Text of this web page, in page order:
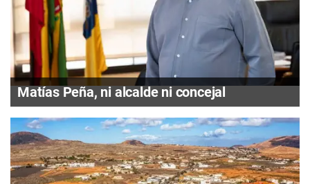
Matías Peña, ni alcalde ni concejal